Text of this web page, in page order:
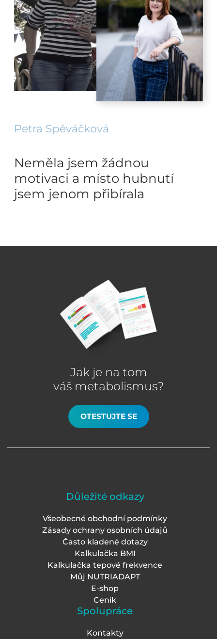
Petra Spěváčková
Neměla jsem žádnou
motivaci a místo hubnutí
jsem jenom přibírala
Jak je na tom
váš metabolismus?
OTESTUJTE SE
Důležité odkazy
Všeobecné obchodní podmínky
Zásady ochrany osobních údajů
Často kladené dotazy
Kalkulačka BMI
Kalkulačka tepové frekvence
Můj NUTRIADAPT
E-shop
Ceník
Spolupráce
Kontakty